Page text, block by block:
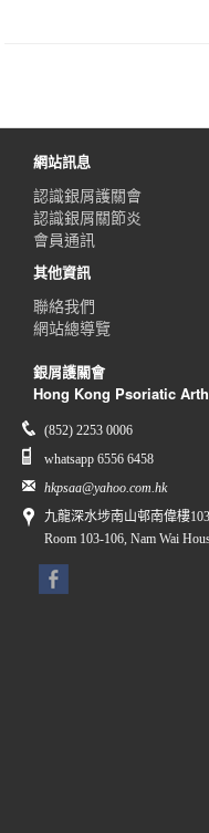
網站訊息
認識銀屑護關會
認識銀屑關節炎
會員通訊
其他資訊
聯絡我們
網站總導覽
銀屑護關會
Hong Kong Psoriatic
(852) 2253 0006
whatsapp 6556 6458
hkpsaa@yahoo.com.hk
九龍深水埗南山邨南偉樓
Room 103-106, Nam Wai